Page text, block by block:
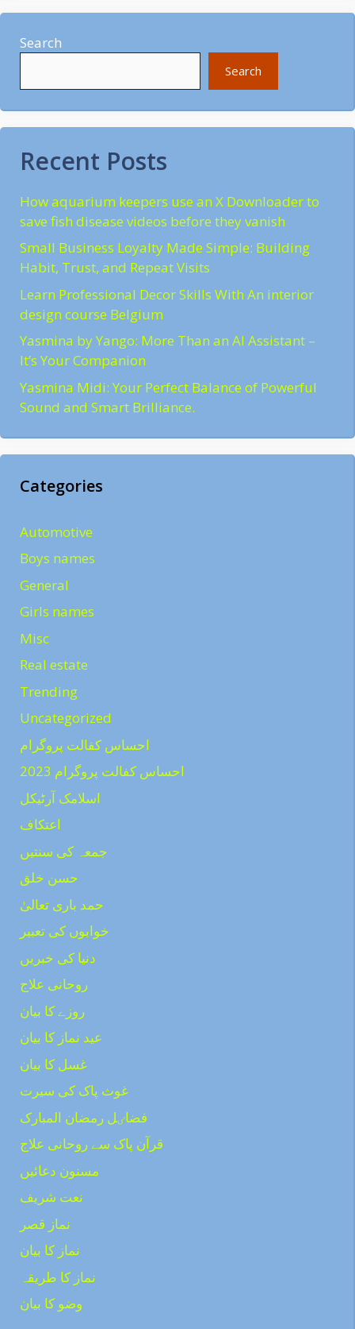
Search
Search
Recent Posts
How aquarium keepers use an X Downloader to
save fish disease videos before they vanish
Small Business Loyalty Made Simple: Building
Habit, Trust, and Repeat Visits
Learn Professional Decor Skills With An interior
design course Belgium
Yasmina by Yango: More Than an AI Assistant –
It’s Your Companion
Yasmina Midi: Your Perfect Balance of Powerful
Sound and Smart Brilliance.
Categories
Automotive
Boys names
General
Girls names
Misc
Real estate
Trending
Uncategorized
احساس کفالت پروگرام
احساس کفالت پروگرام 2023
اسلامک آرٹیکل
اعتکاف
جمعہ کی سنتیں
حسن خلق
حمد باری تعالیٰ
خوابوں کی تعبیر
دنیا کی خبریں
روحانی علاج
روزے کا بیان
عید نماز کا بیان
غسل کا بیان
غوث پاک کی سیرت
فضاٸل رمضان المبارک
قرآن پاک سے روحانی علاج
مسنون دعائیں
نعت شریف
نماز قصر
نماز کا بیان
نماز کا طریقہ
وضو کا بیان